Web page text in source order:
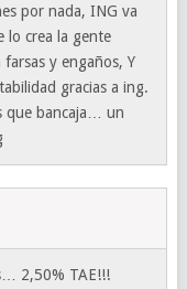
por nada, ING va
lo crea la gente
y engaños, Y
gracias a ing.
que bancaja… un
2,50% TAE!!!